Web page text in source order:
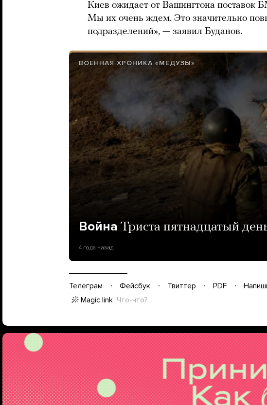
Киев ожидает от Вашингтона
Мы их очень ждем. Это значительно
подразделений», — заявил Буданов.
ВОЕННАЯ ХРОНИКА «МЕДУЗЫ»
Война Триста пятнадцатый
4 года назад
Телеграм Фейсбук Твиттер PDF
Magic link Что-что?